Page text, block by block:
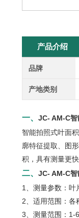
产品介绍
品牌
产地类别
一、 JC- AM-C
智能拍照式叶面
廓特征提取、图
积，具有测量更
二、 JC- AM-C
1、测量参数：叶
2、适用范围：各
3、测量范围：1-